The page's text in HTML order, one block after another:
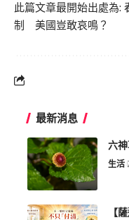
此篇文章最開始出處為:
制 美國豈敢哀鳴？
最新消息
六
生活
【